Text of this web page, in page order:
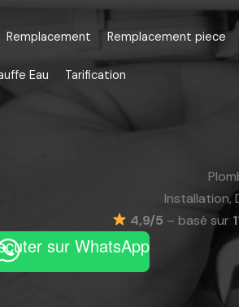
Remplacement Remplacement piece
Eau Tarification
Installation,
4,9/5 – basé sur
sur WhatsApp